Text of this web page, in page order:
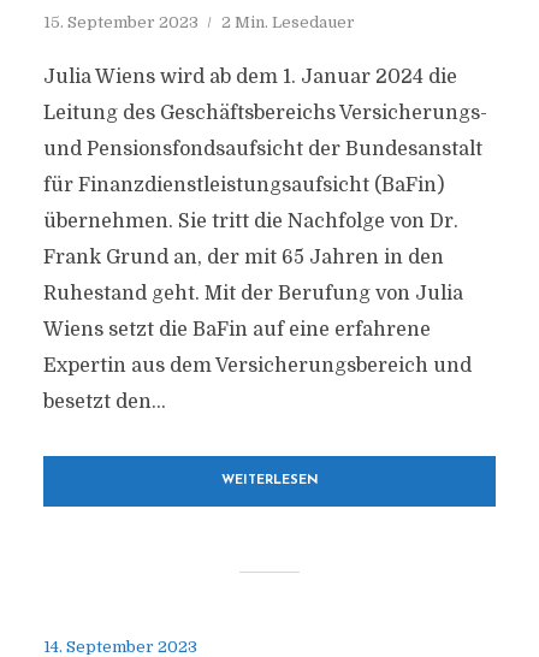
15. September 2023 2 Min. Lesedauer
Julia Wiens wird ab dem 1. Januar 2024 die
Leitung des Geschäftsbereichs Versicherungs-
und Pensionsfondsaufsicht der Bundesanstalt
für Finanzdienstleistungsaufsicht (BaFin)
übernehmen. Sie tritt die Nachfolge von Dr.
Frank Grund an, der mit 65 Jahren in den
Ruhestand geht. Mit der Berufung von Julia
Wiens setzt die BaFin auf eine erfahrene
Expertin aus dem Versicherungsbereich und
besetzt den...
WEITERLESEN
14. September 2023